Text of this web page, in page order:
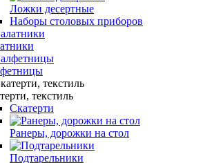
Ложки десертные
Наборы столовых приборов
текстиль
Скатерти
Ранеры, дорожки на стол
Подтарельники